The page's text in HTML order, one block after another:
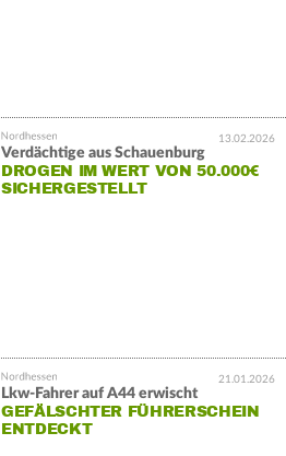
13.02.2026
Verdächtige aus Schauenburg
DROGEN IM WERT VON 50.000€
SICHERGESTELLT
21.01.2026
Lkw-Fahrer auf A44 erwischt
GEFÄLSCHTER FÜHRERSCHEIN
ENTDECKT